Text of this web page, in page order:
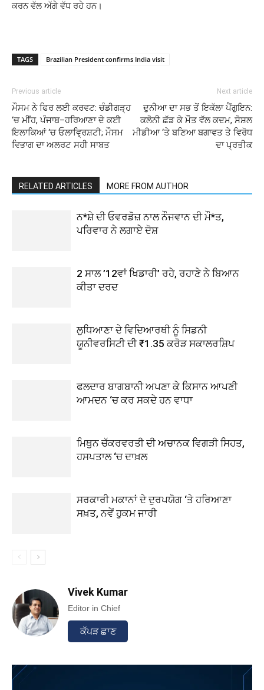
ਕਰਨ ਵੱਲ ਅੱਗੇ ਵੱਧ ਰਹੇ ਹਨ।
TAGS Brazilian President confirms India visit
Previous article
ਮੌਸਮ ਨੇ ਫਿਰ ਲਈ ਕਰਵਟ: ਚੰਡੀਗੜ੍ਹ
‘ਚ ਮੀਂਹ, ਪੰਜਾਬ–ਹਰਿਆਣਾ ਦੇ ਕਈ
ਇਲਾਕਿਆਂ ‘ਚ ਓਲਾਵ੍ਰਿਸ਼ਟੀ; ਮੌਸਮ
ਵਿਭਾਗ ਦਾ ਅਲਰਟ ਸਹੀ ਸਾਬਤ
Next article
ਦੁਨੀਆ ਦਾ ਸਭ ਤੋਂ ਇਕੱਲਾ ਪੈਂਗੁਇਨ:
ਕਲੋਨੀ ਛੱਡ ਕੇ ਮੌਤ ਵੱਲ ਕਦਮ, ਸੋਸ਼ਲ
ਮੀਡੀਆ ‘ਤੇ ਬਣਿਆ ਬਗਾਵਤ ਤੇ ਵਿਰੋਧ
ਦਾ ਪ੍ਰਤੀਕ
RELATED ARTICLES MORE FROM AUTHOR
ਨ*ਸ਼ੇ ਦੀ ਓਵਰਡੋਜ਼ ਨਾਲ ਨੌਜਵਾਨ ਦੀ ਮੌ*ਤ,
ਪਰਿਵਾਰ ਨੇ ਲਗਾਏ ਦੋਸ਼
2 ਸਾਲ ’12ਵਾਂ ਖਿਡਾਰੀ’ ਰਹੇ, ਰਹਾਣੇ ਨੇ ਬਿਆਨ
ਕੀਤਾ ਦਰਦ
ਲੁਧਿਆਣਾ ਦੇ ਵਿਦਿਆਰਥੀ ਨੂੰ ਸਿਡਨੀ
ਯੂਨੀਵਰਸਿਟੀ ਦੀ ₹1.35 ਕਰੋੜ ਸਕਾਲਰਸ਼ਿਪ
ਫਲਦਾਰ ਬਾਗਬਾਨੀ ਅਪਣਾ ਕੇ ਕਿਸਾਨ ਆਪਣੀ
ਆਮਦਨ ‘ਚ ਕਰ ਸਕਦੇ ਹਨ ਵਾਧਾ
ਮਿਥੁਨ ਚੱਕਰਵਰਤੀ ਦੀ ਅਚਾਨਕ ਵਿਗੜੀ ਸਿਹਤ,
ਹਸਪਤਾਲ ‘ਚ ਦਾਖ਼ਲ
ਸਰਕਾਰੀ ਮਕਾਨਾਂ ਦੇ ਦੁਰਪਯੋਗ ‘ਤੇ ਹਰਿਆਣਾ
ਸਖ਼ਤ, ਨਵੇਂ ਹੁਕਮ ਜਾਰੀ
Vivek Kumar
Editor in Chief
ਕੱਪੜ ਛਾਣ